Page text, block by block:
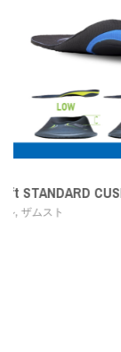
[10%OFF]